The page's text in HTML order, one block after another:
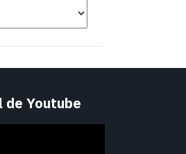
de Youtube